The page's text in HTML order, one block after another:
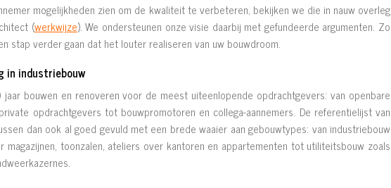
mogelijkheden zien om de kwaliteit te verbeteren, bekijken we die in nauw overleg
(werkwijze). We ondersteunen onze visie daarbij met gefundeerde argumenten. Zo
stap verder gaan dat het louter realiseren van uw bouwdroom.
in industriebouw
bouwen en renoveren voor de meest uiteenlopende opdrachtgevers: van openbare
opdrachtgevers tot bouwpromotoren en collega-aannemers. De referentielijst van
dan ook al goed gevuld met een brede waaier aan gebouwtypes: van industriebouw
magazijnen, toonzalen, ateliers over kantoren en appartementen tot utiliteitsbouw zoals